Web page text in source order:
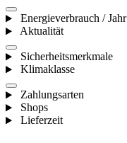
Energieverbrauch / Jahr
Aktualität
Sicherheitsmerkmale
Klimaklasse
Zahlungsarten
Shops
Lieferzeit